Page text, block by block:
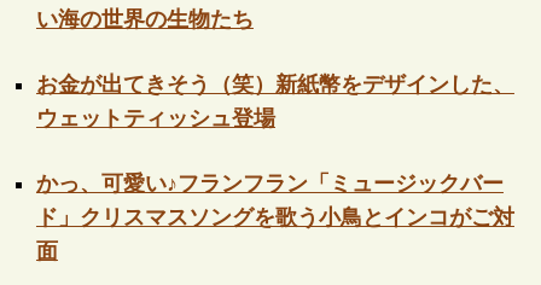
い海の世界の生物たち
お金が出てきそう（笑）新紙幣をデザインした、
ウェットティッシュ登場
かっ、可愛い♪フランフラン「ミュージックバー
ド」クリスマスソングを歌う小鳥とインコがご対
面